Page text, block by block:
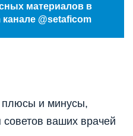
материалов в
@setaficom
плюсы и минусы,
ваших врачей